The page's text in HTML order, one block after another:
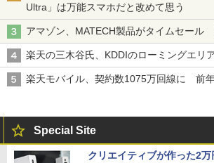
Ultra」は万能スマホだと改めて思う
アマゾン、MATECH製品がタイムセール
楽天の三木谷氏、KDDIのローミングエリ
楽天モバイル、契約数1075万回線に 前
Special Site
クリエイティブが作った2万